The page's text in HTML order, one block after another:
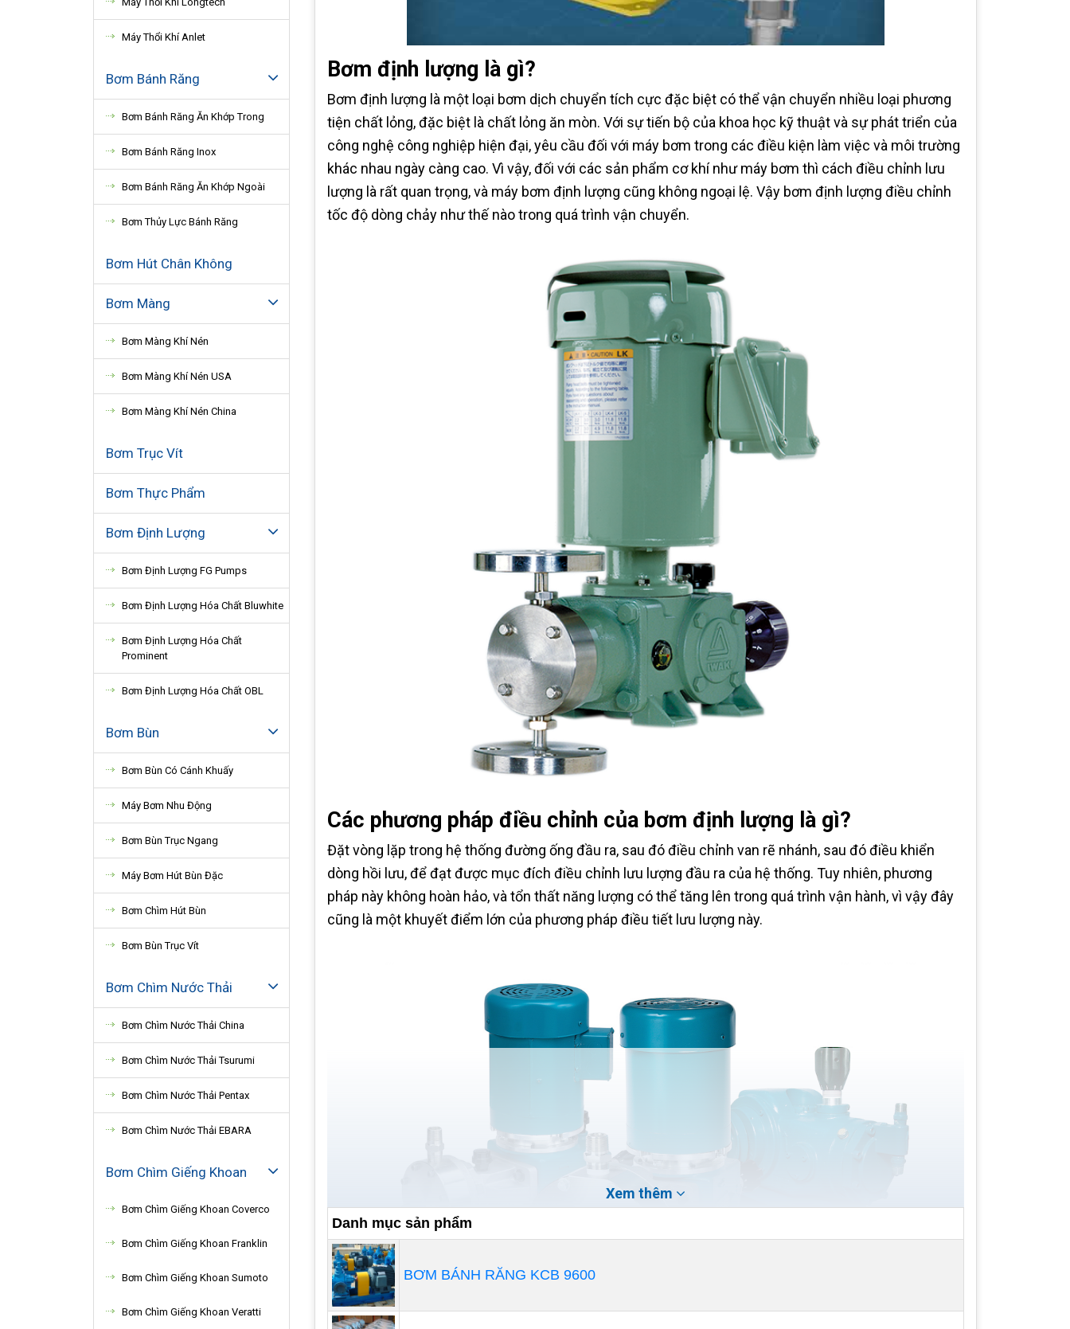
Máy Thổi Khí Anlet
Bơm Bánh Răng
Bơm Bánh Răng Ăn Khớp Trong
Bơm Bánh Răng Inox
Bơm Bánh Răng Ăn Khớp Ngoài
Bơm Thủy Lực Bánh Răng
Bơm Hút Chân Không
Bơm Màng
Bơm Màng Khí Nén
Bơm Màng Khí Nén USA
Bơm Màng Khí Nén China
Bơm Trục Vít
Bơm Thực Phẩm
Bơm Định Lượng
Bơm Định Lượng FG Pumps
Bơm Định Lượng Hóa Chất Bluwhite
Bơm Định Lượng Hóa Chất
Prominent
Bơm Định Lượng Hóa Chất OBL
Bơm Bùn
Bơm Bùn Có Cánh Khuấy
Máy Bơm Nhu Động
Bơm Bùn Trục Ngang
Máy Bơm Hút Bùn Đặc
Bơm Chìm Hút Bùn
Bơm Bùn Trục Vít
Bơm Chìm Nước Thải
Bơm Chìm Nước Thải China
Bơm Chìm Nước Thải Tsurumi
Bơm Chìm Nước Thải Pentax
Bơm Chìm Nước Thải EBARA
Bơm Chìm Giếng Khoan
Bơm Chìm Giếng Khoan Coverco
Bơm Chìm Giếng Khoan Franklin
Bơm Chìm Giếng Khoan Sumoto
Bơm Chìm Giếng Khoan Veratti
Bơm định lượng là gì?
Bơm định lượng là một loại bơm dịch chuyển tích cực đặc biệt có thể vận chuyển nhiều loại phương
tiện chất lỏng, đặc biệt là chất lỏng ăn mòn. Với sự tiến bộ của khoa học kỹ thuật và sự phát triển của
công nghệ công nghiệp hiện đại, yêu cầu đối với máy bơm trong các điều kiện làm việc và môi trường
khác nhau ngày càng cao. Vì vậy, đối với các sản phẩm cơ khí như máy bơm thì cách điều chỉnh lưu
lượng là rất quan trọng, và máy bơm định lượng cũng không ngoại lệ. Vậy bơm định lượng điều chỉnh
tốc độ dòng chảy như thế nào trong quá trình vận chuyển.
Các phương pháp điều chỉnh của bơm định lượng là gì?
Đặt vòng lặp trong hệ thống đường ống đầu ra, sau đó điều chỉnh van rẽ nhánh, sau đó điều khiển
dòng hồi lưu, để đạt được mục đích điều chỉnh lưu lượng đầu ra của hệ thống. Tuy nhiên, phương
pháp này không hoàn hảo, và tổn thất năng lượng có thể tăng lên trong quá trình vận hành, vì vậy đây
cũng là một khuyết điểm lớn của phương pháp điều tiết lưu lượng này.
Xem thêm
Danh mục sản phẩm
BƠM BÁNH RĂNG KCB 9600